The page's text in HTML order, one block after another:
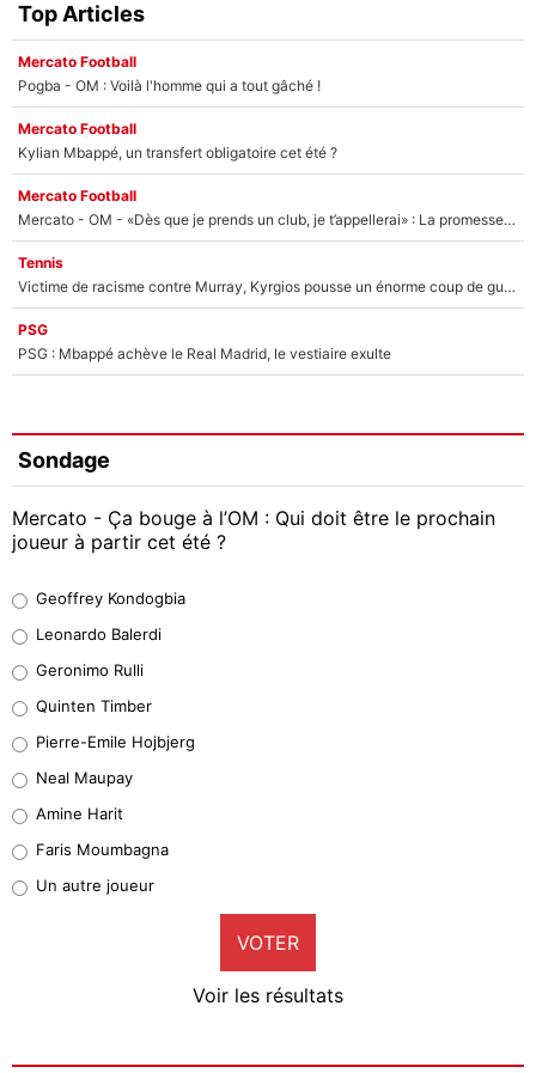
Top Articles
Mercato Football
Pogba - OM : Voilà l'homme qui a tout gâché !
Mercato Football
Kylian Mbappé, un transfert obligatoire cet été ?
Mercato Football
Mercato - OM - «Dès que je prends un club, je t’appellerai» : La promesse de Marcelino au moment de claquer la porte
Tennis
Victime de racisme contre Murray, Kyrgios pousse un énorme coup de gueule !
PSG
PSG : Mbappé achève le Real Madrid, le vestiaire exulte
Sondage
Mercato - Ça bouge à l’OM : Qui doit être le prochain
joueur à partir cet été ?
38%
32%
5%
1%
9%
Geoffrey Kondogbia
Leonardo Balerdi
Geronimo Rulli
Quinten Timber
Pierre-Emile Hojbjerg
Neal Maupay
Amine Harit
Faris Moumbagna
Un autre joueur
VOTER
Voir les résultats